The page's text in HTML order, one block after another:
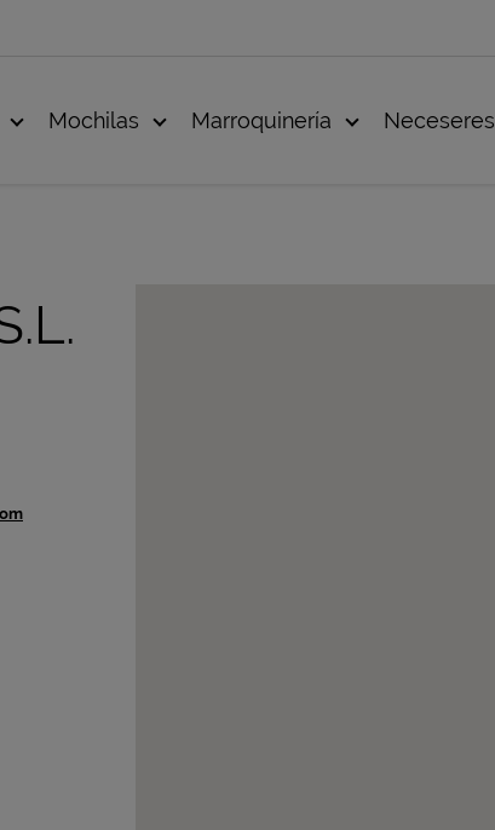
Mochilas Marroquinería Neceseres